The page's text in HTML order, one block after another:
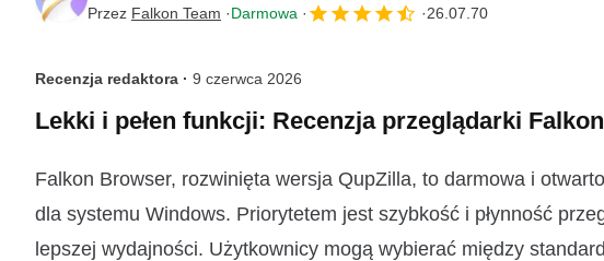
Przez Falkon Team Darmowa 26.07.70
Recenzja redaktora · 9 czerwca 2026
Lekki i pełen funkcji: Recenzja przeglądarki Falkon
Falkon Browser, rozwinięta wersja QupZilla, to darmowa i
dla systemu Windows. Priorytetem jest szybkość i płynność
lepszej wydajności. Użytkownicy mogą wybierać między